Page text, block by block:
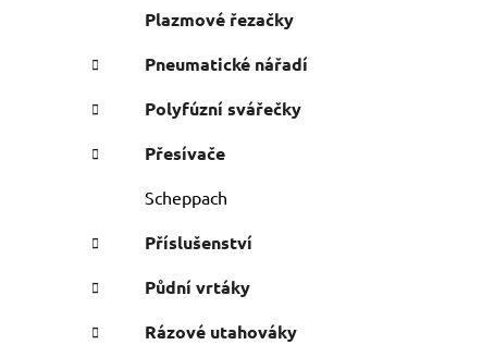
Plazmové řezačky
Pneumatické nářadí
Polyfúzní svářečky
Přesívače
Scheppach
Příslušenství
Půdní vrtáky
Rázové utahováky